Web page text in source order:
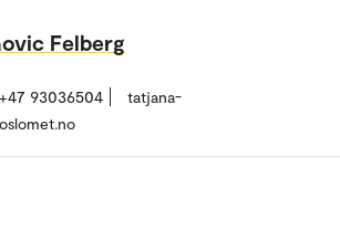
Felberg
+47 93036504
tatjana-